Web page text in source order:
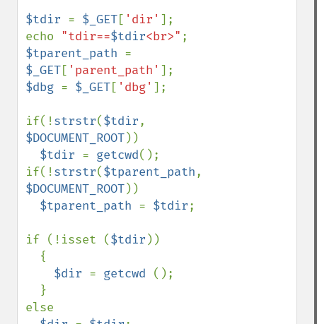
$tdir = $_GET[ 'dir' ];
echo "tdir==$tdir<br>"
$tparent_path
$_GET[ 'parent_path'
$dbg = $_GET[ 'dbg' ];
if(!strstr($tdir
$DOCUMENT_ROOT))
$tdir = getcwd();
if(!strstr($tparent_path
$DOCUMENT_ROOT))
$tparent_path = $tdir;
if (!isset ($tdir ))
$dir = getcwd ();
else